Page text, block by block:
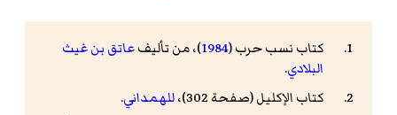
كتاب نسب حرب (1984)، من تأليفعاتق بن غيث
البلادي.
كتاب الإكليل (صفحة 302)،
للهمداني.